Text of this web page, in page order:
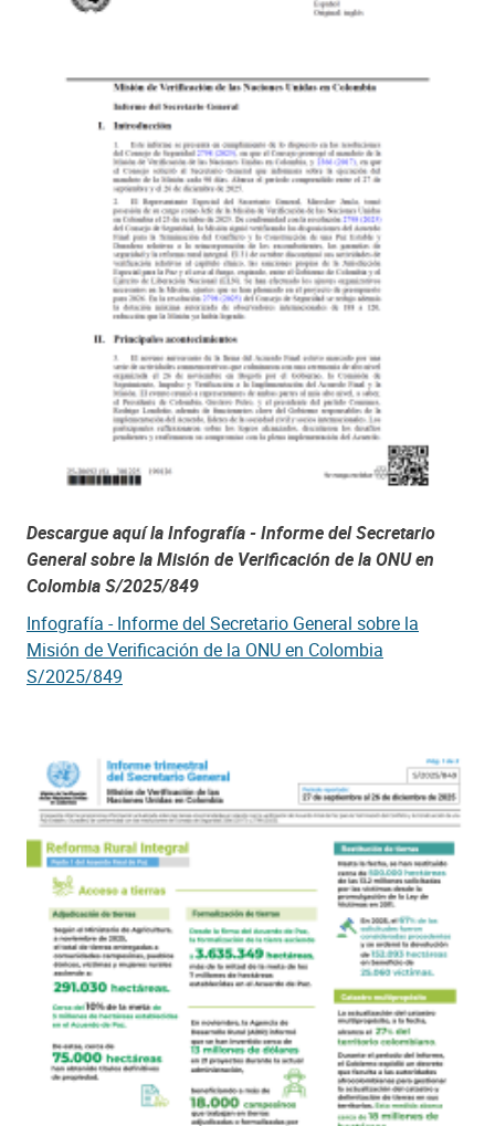
Descargue aquí la Infografía - Informe del Secretario
General sobre la Misión de Verificación de la ONU en
Colombia S/2025/849
Infografía - Informe del Secretario General sobre la
Misión de Verificación de la ONU en Colombia
S/2025/849